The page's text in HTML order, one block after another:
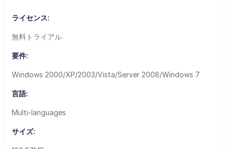
ライセンス:
無料トライアル
要件:
Windows 2000/XP/2003/Vista/Server 2008/Windows 7
言語:
Multi-languages
サイズ: